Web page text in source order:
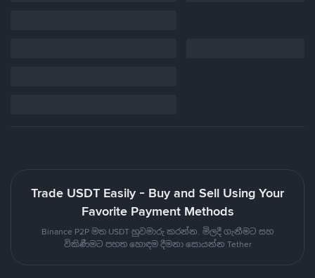
Trade USDT Easily - Buy and Sell Using Your
Favorite Payment Methods
Binance P2P මත USDT හුවමාරු කරන්න. මිලදී ගැනීමට සහ
විකිණීමට පහත හොඳම දීමනා සොයන්න Tether